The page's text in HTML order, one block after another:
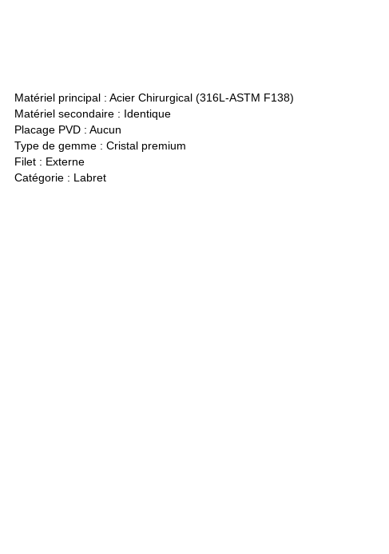
Matériel principal : Acier Chirurgical (316L-ASTM F138)
Matériel secondaire : Identique
Placage PVD : Aucun
Type de gemme : Cristal premium
Filet : Externe
Catégorie : Labret